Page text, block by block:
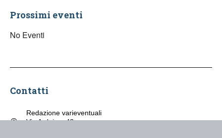
Prossimi eventi
No Eventi
Contatti
Redazione varieventuali
Via Arduino, 43